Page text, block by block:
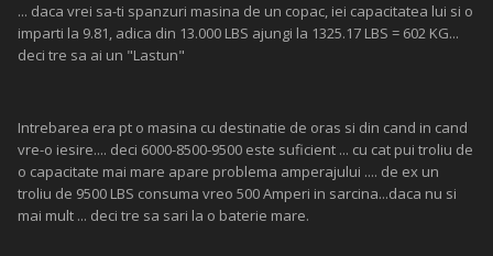
... daca vrei sa-ti spanzuri masina de un copac, iei capacitatea lui si o
imparti la 9.81, adica din 13.000 LBS ajungi la 1325.17 LBS = 602 KG...
deci tre sa ai un "Lastun"
Intrebarea era pt o masina cu destinatie de oras si din cand in cand
vre-o iesire.... deci 6000-8500-9500 este suficient ... cu cat pui troliu de
o capacitate mai mare apare problema amperajului .... de ex un
troliu de 9500 LBS consuma vreo 500 Amperi in sarcina...daca nu si
mai mult ... deci tre sa sari la o baterie mare.